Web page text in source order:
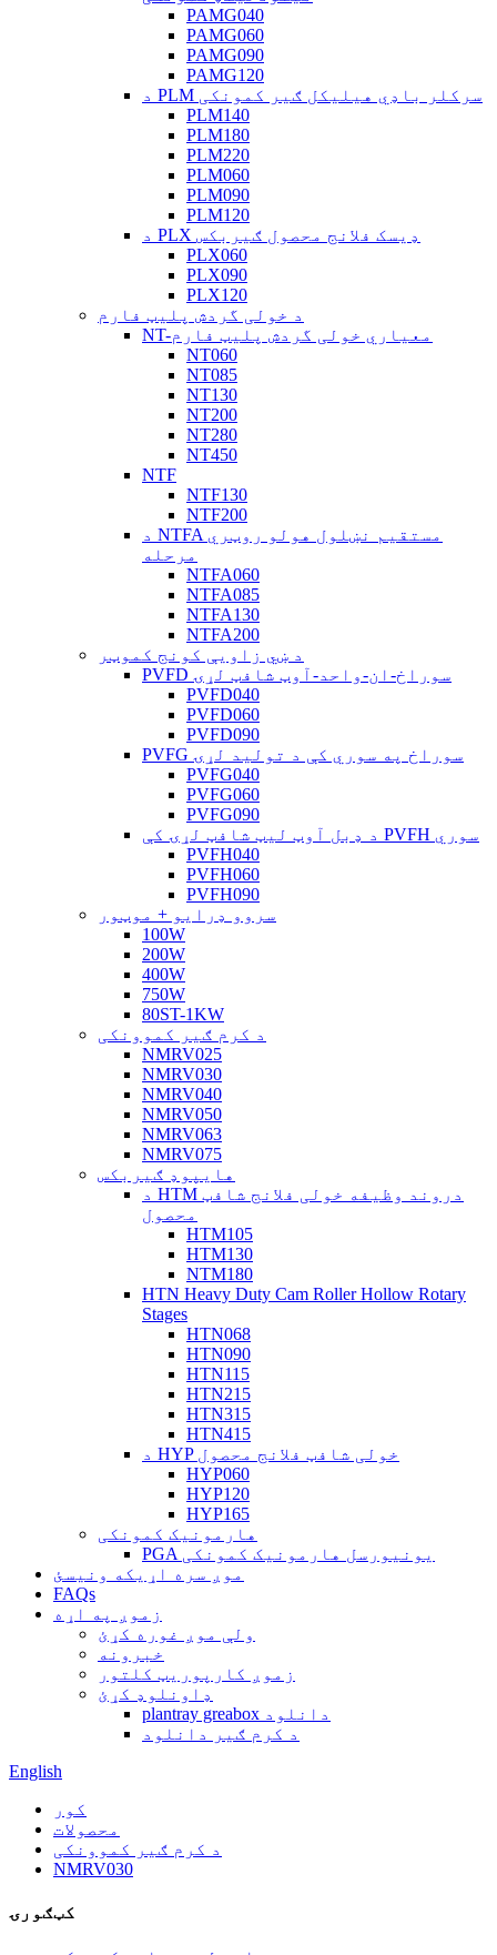
PAMG040
PAMG060
PAMG090
PAMG120
د PLM سرکلر باډي هیلیکل ګیر کمونکی
PLM140
PLM180
PLM220
PLM060
PLM090
PLM120
د PLX ډیسک فلانج محصول ګیربکس
PLX060
PLX090
PLX120
د خولی گردش پلیټ فارم
NT-معیاري خولی گردش پلیټ فارم
NT060
NT085
NT130
NT200
NT280
NT450
NTF
NTF130
NTF200
د NTFA مستقیم نښلول هولو روټري
مرحله
NTFA060
NTFA085
NTFA130
NTFA200
د ښي زاویې کونج کموټر
PVFD سوراخ-ان-واحد-آوټ شافټ لړۍ
PVFD040
PVFD060
PVFD090
PVFG سوراخ په سوري کې د تولید لړۍ
PVFG040
PVFG060
PVFG090
د ډبل آوټ لیټ شافټ لړۍ کې PVFH سوري
PVFH040
PVFH060
PVFH090
سروو ډرایو + موټور
100W
200W
400W
750W
80ST-1KW
د کرم ګیر کموونکی
NMRV025
NMRV030
NMRV040
NMRV050
NMRV063
NMRV075
هایپوډ ګیربکس
د HTM دروند وظیفه خولی فلانج شافټ
محصول
HTM105
HTM130
NTM180
HTN Heavy Duty Cam Roller Hollow Rotary
Stages
HTN068
HTN090
HTN115
HTN215
HTN315
HTN415
د HYP خولی شافټ فلانج محصول
HYP060
HYP120
HYP165
هارمونیک کمونکی
PGA یونیورسل هارمونیک کمونکی
موږ سره اړیکه ونیسئ
FAQs
زموږ په اړه
ولې موږ غوره کړئ
خبرونه
زموږ کارپوریټ کلتور
ډاونلوډ کړئ
plantray greabox دانلود
د کرم ګیر دانلود
English
کور
محصولات
د کرم ګیر کموونکی
NMRV030
کټګورۍ